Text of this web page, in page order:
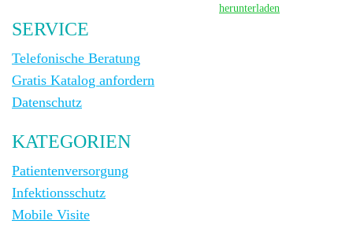
herunterladen
SERVICE
Telefonische Beratung
Gratis Katalog anfordern
Datenschutz
KATEGORIEN
Patientenversorgung
Infektionsschutz
Mobile Visite